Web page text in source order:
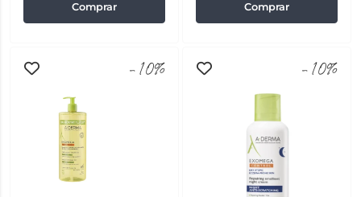
Comprar Comprar
-10% -10%